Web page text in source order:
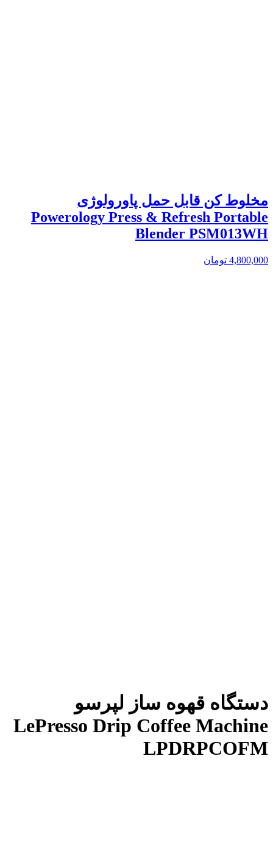
مخلوط کن قابل حمل پاورولوژی
Powerology Press & Refresh Portable
Blender PSM013WH
4,800,000 تومان
دستگاه قهوه ساز لپرسو
LePresso Drip Coffee Machine
LPDRPCOFM